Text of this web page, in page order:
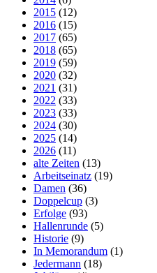
2015 (12)
2016 (15)
2017 (65)
2018 (65)
2019 (59)
2020 (32)
2021 (31)
2022 (33)
2023 (33)
2024 (30)
2025 (14)
2026 (11)
alte Zeiten (13)
Arbeitseinatz (19)
Damen (36)
Doppelcup (3)
Erfolge (93)
Hallenrunde (5)
Historie (9)
In Memorandum (1)
Jedermann (18)